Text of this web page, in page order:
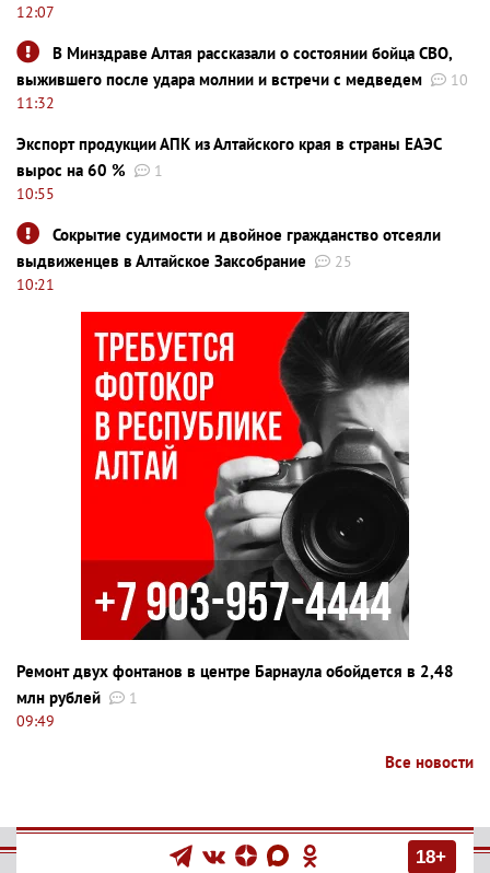
12:07
В Минздраве Алтая рассказали о состоянии бойца СВО,
выжившего после удара молнии и встречи с медведем
10
11:32
Экспорт продукции АПК из Алтайского края в страны ЕАЭС
вырос на 60 %
1
10:55
Сокрытие судимости и двойное гражданство отсеяли
выдвиженцев в Алтайское Заксобрание
25
10:21
Ремонт двух фонтанов в центре Барнаула обойдется в 2,48
млн рублей
1
09:49
Все новости
18+